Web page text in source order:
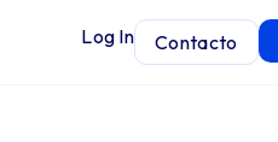
Log In Contacto